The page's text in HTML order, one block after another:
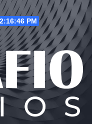
PM